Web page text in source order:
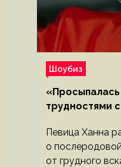
Шоубиз
«Просыпалась
трудностями
Певица Ханна
о
от грудного